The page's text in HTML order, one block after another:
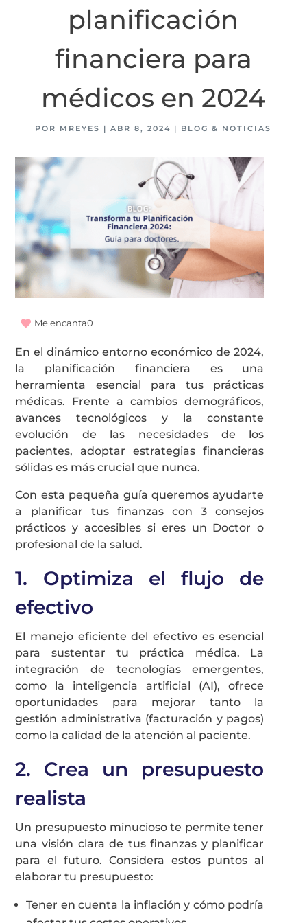
planificación
financiera para
médicos en 2024
POR MREYES |ABR 8, 2024 | BLOG & NOTICIAS
Me encanta0
En el dinámico entorno económico de 2024,
la planificación financiera es una
herramienta esencial para tus prácticas
médicas. Frente a cambios demográficos,
avances tecnológicos y la constante
evolución de las necesidades de los
pacientes, adoptar estrategias financieras
sólidas es más crucial que nunca.
Con esta pequeña guía queremos ayudarte
a planificar tus finanzas con 3 consejos
prácticos y accesibles si eres un Doctor o
profesional de la salud.
1. Optimiza el flujo de
efectivo
El manejo eficiente del efectivo es esencial
para sustentar tu práctica médica. La
integración de tecnologías emergentes,
como la inteligencia artificial (AI), ofrece
oportunidades para mejorar tanto la
gestión administrativa (facturación y pagos)
como la calidad de la atención al paciente.
2. Crea un presupuesto
realista
Un presupuesto minucioso te permite tener
una visión clara de tus finanzas y planificar
para el futuro. Considera estos puntos al
elaborar tu presupuesto:
Tener en cuenta la inflación y cómo podría